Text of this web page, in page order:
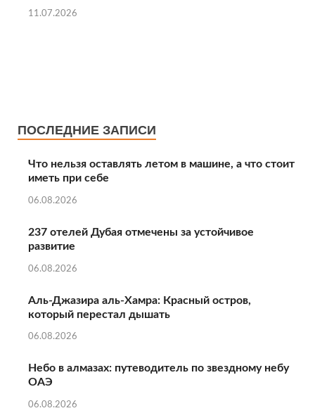
11.07.2026
ПОСЛЕДНИЕ ЗАПИСИ
Что нельзя оставлять летом в машине, а что стоит
иметь при себе
06.08.2026
237 отелей Дубая отмечены за устойчивое
развитие
06.08.2026
Аль‑Джазира аль‑Хамра: Красный остров,
который перестал дышать
06.08.2026
Небо в алмазах: путеводитель по звездному небу
ОАЭ
06.08.2026